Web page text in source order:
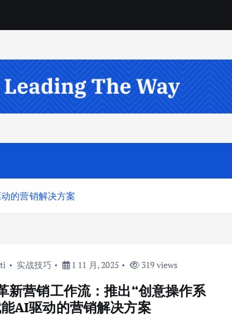
的营销解决方案
实战技巧 1 11 月, 2025 319 views
新营销工作流：推出“创意操作系
AI驱动的营销解决方案